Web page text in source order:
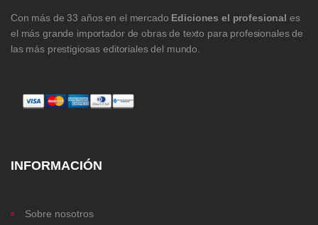
Con más de 33 años en el mercado Ediciones el profesional es
el más grande importador de obras de texto para profesionales de
las más prestigiosas editoriales del mundo.
INFORMACIÓN
Sobre nosotros